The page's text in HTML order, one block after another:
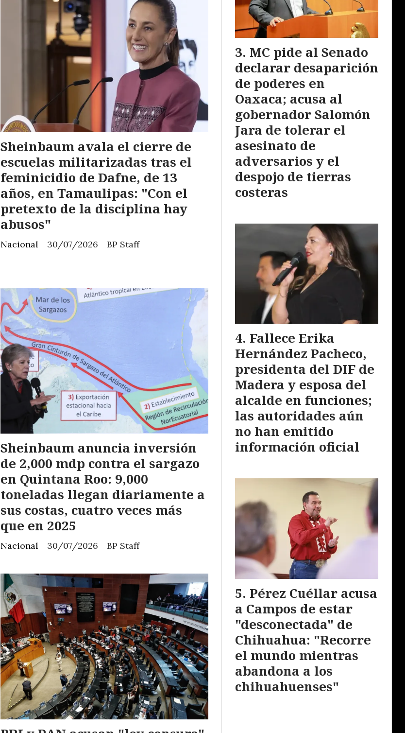
Sheinbaum avala el cierre de
escuelas militarizadas tras el
feminicidio de Dafne, de 13
años, en Tamaulipas: "Con el
pretexto de la disciplina hay
abusos"
BP Staff
Nacional 30/07/2026
Sheinbaum anuncia inversión
de 2,000 mdp contra el sargazo
en Quintana Roo: 9,000
toneladas llegan diariamente a
sus costas, cuatro veces más
que en 2025
BP Staff
Nacional 30/07/2026
MC pide al Senado
declarar desaparición
de poderes en
Oaxaca; acusa al
gobernador Salomón
Jara de tolerar el
asesinato de
adversarios y el
despojo de tierras
costeras
Fallece Erika
Hernández Pacheco,
presidenta del DIF de
Madera y esposa del
alcalde en funciones;
las autoridades aún
no han emitido
información oficial
Pérez Cuéllar acusa
a Campos de estar
"desconectada" de
Chihuahua: "Recorre
el mundo mientras
abandona a los
chihuahuenses"